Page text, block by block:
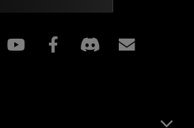
Instagram Facebook